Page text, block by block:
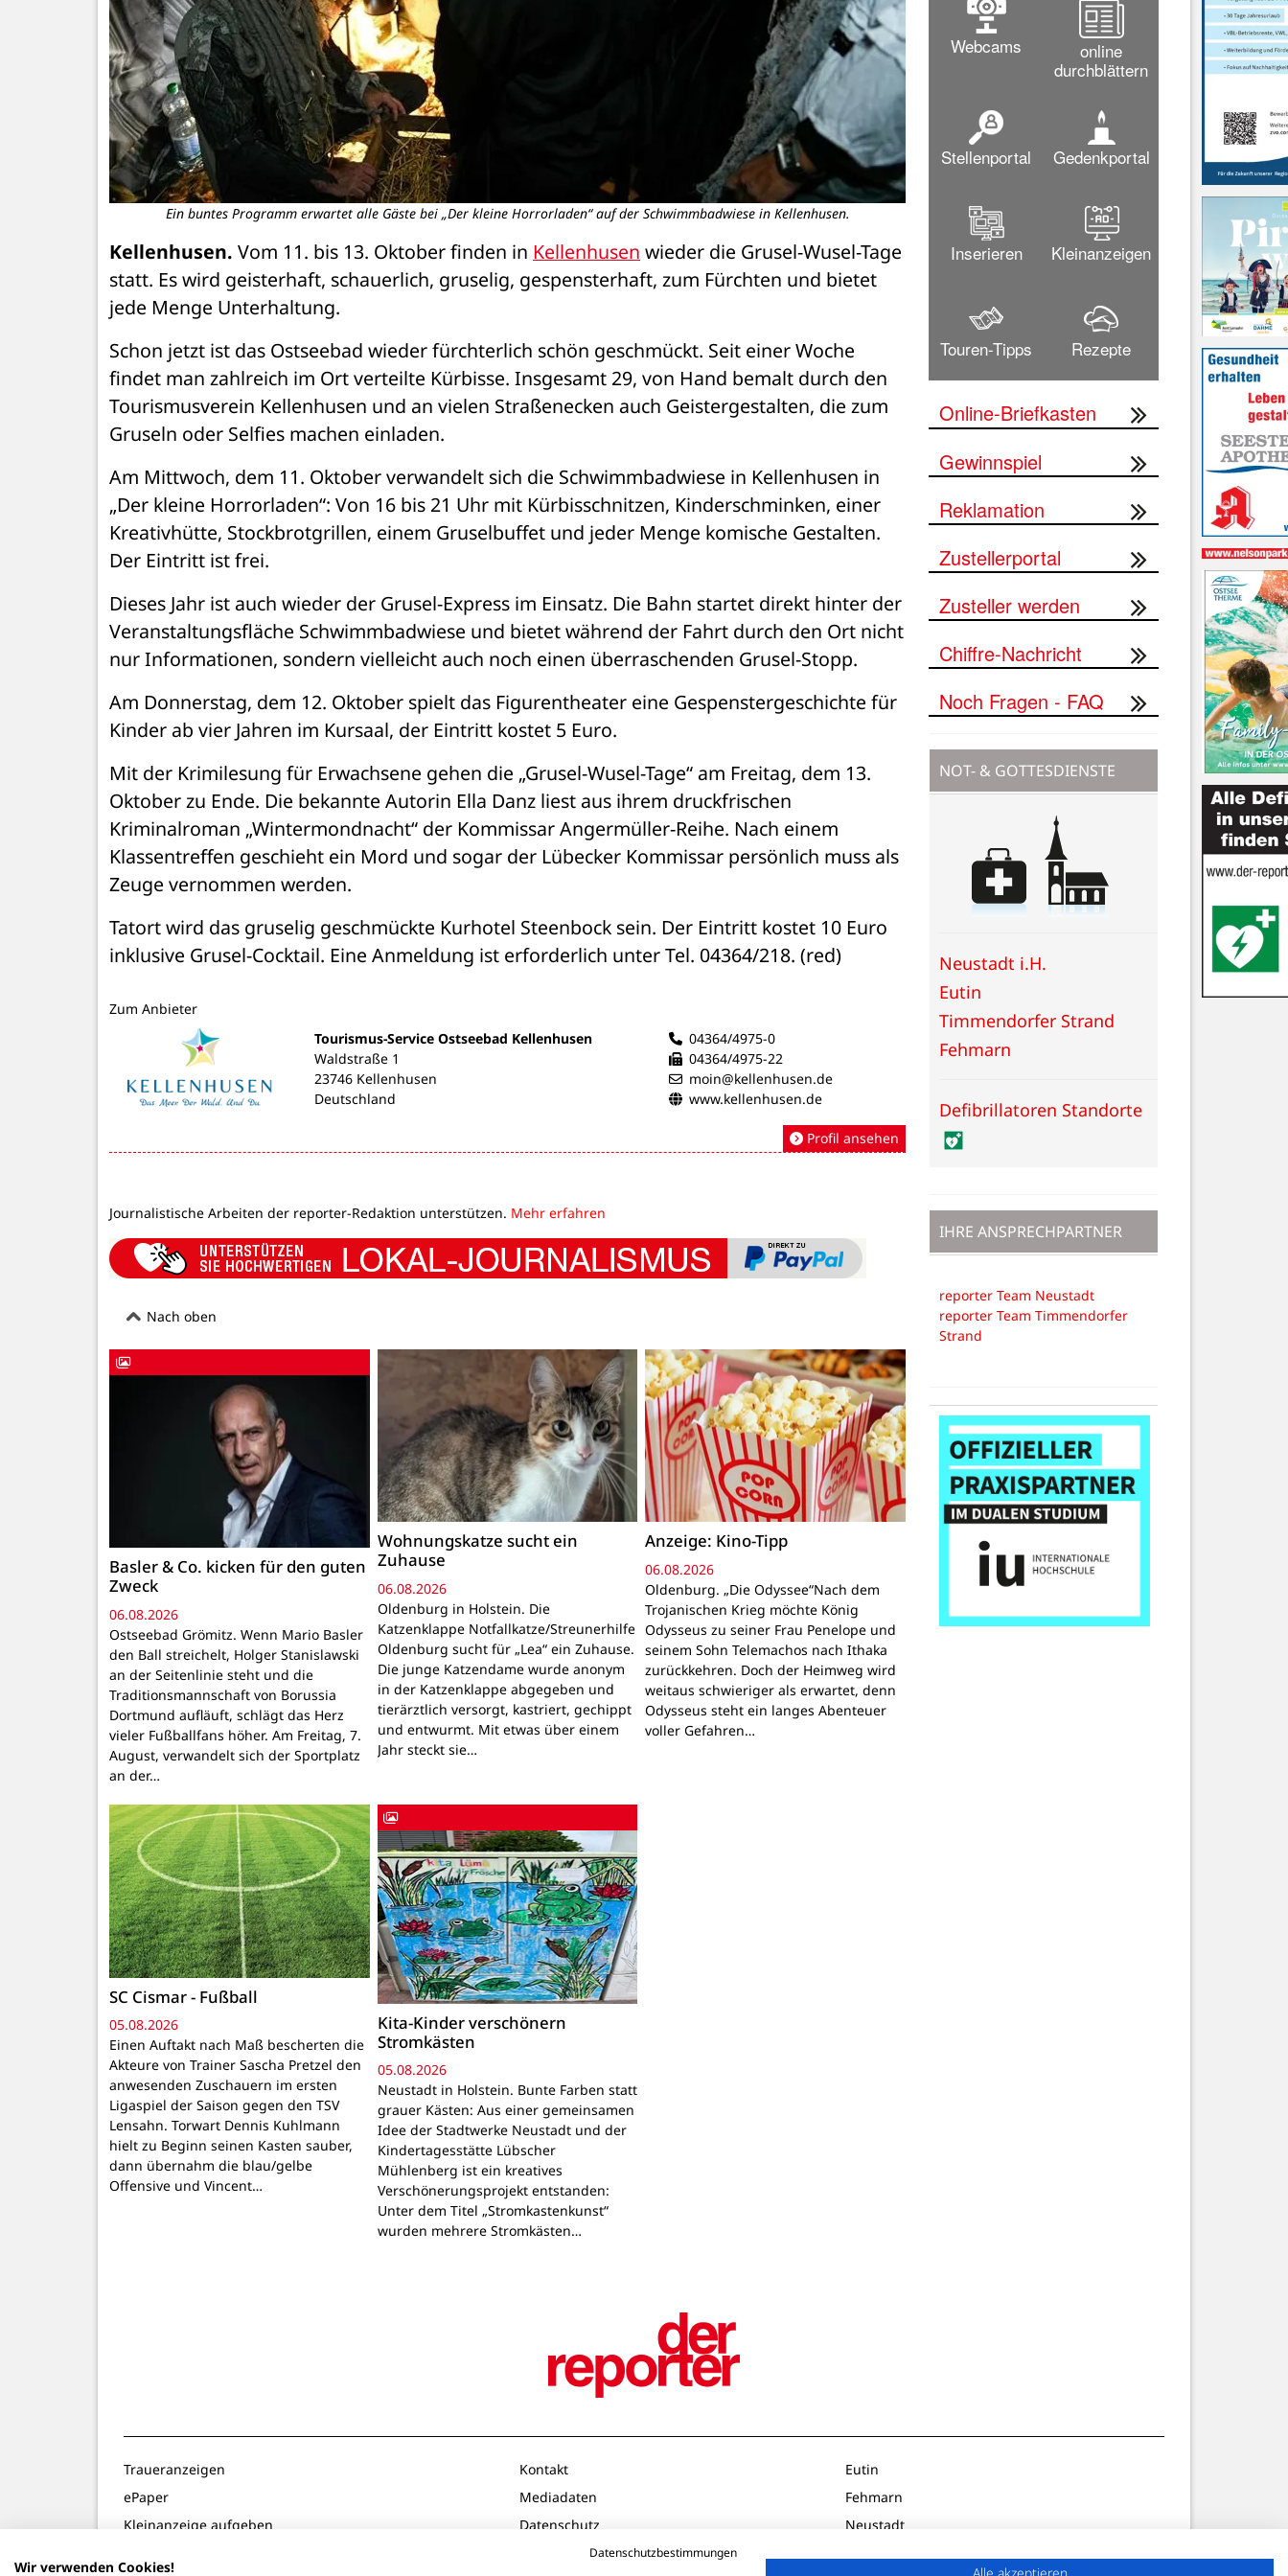
Ein buntes Programm erwartet alle Gäste bei „Der kleine Horrorladen“ auf der Schwimmbadwiese in Kellenhusen.
Kellenhusen. Vom 11. bis 13. Oktober finden in Kellenhusen wieder die Grusel-Wusel-Tage
statt. Es wird geisterhaft, schauerlich, gruselig, gespensterhaft, zum Fürchten und bietet
jede Menge Unterhaltung.
Schon jetzt ist das Ostseebad wieder fürchterlich schön geschmückt. Seit einer Woche
findet man zahlreich im Ort verteilte Kürbisse. Insgesamt 29, von Hand bemalt durch den
Tourismusverein Kellenhusen und an vielen Straßenecken auch Geistergestalten, die zum
Gruseln oder Selfies machen einladen.
Am Mittwoch, dem 11. Oktober verwandelt sich die Schwimmbadwiese in Kellenhusen in
„Der kleine Horrorladen“: Von 16 bis 21 Uhr mit Kürbisschnitzen, Kinderschminken, einer
Kreativhütte, Stockbrotgrillen, einem Gruselbuffet und jeder Menge komische Gestalten.
Der Eintritt ist frei.
Dieses Jahr ist auch wieder der Grusel-Express im Einsatz. Die Bahn startet direkt hinter der
Veranstaltungsfläche Schwimmbadwiese und bietet während der Fahrt durch den Ort nicht
nur Informationen, sondern vielleicht auch noch einen überraschenden Grusel-Stopp.
Am Donnerstag, dem 12. Oktober spielt das Figurentheater eine Gespenstergeschichte für
Kinder ab vier Jahren im Kursaal, der Eintritt kostet 5 Euro.
Mit der Krimilesung für Erwachsene gehen die „Grusel-Wusel-Tage“ am Freitag, dem 13.
Oktober zu Ende. Die bekannte Autorin Ella Danz liest aus ihrem druckfrischen
Kriminalroman „Wintermondnacht“ der Kommissar Angermüller-Reihe. Nach einem
Klassentreffen geschieht ein Mord und sogar der Lübecker Kommissar persönlich muss als
Zeuge vernommen werden.
Tatort wird das gruselig geschmückte Kurhotel Steenbock sein. Der Eintritt kostet 10 Euro
inklusive Grusel-Cocktail. Eine Anmeldung ist erforderlich unter Tel. 04364/218. (red)
Zum Anbieter
Tourismus-Service Ostseebad Kellenhusen
Waldstraße 1
23746 Kellenhusen
Deutschland
04364/4975-0
04364/4975-22
moin@kellenhusen.de
www.kellenhusen.de
Profil ansehen
Journalistische Arbeiten der reporter-Redaktion unterstützen. Mehr erfahren
Nach oben
Basler & Co. kicken für den guten
Zweck
06.08.2026
Ostseebad Grömitz. Wenn Mario Basler
den Ball streichelt, Holger Stanislawski
an der Seitenlinie steht und die
Traditionsmannschaft von Borussia
Dortmund aufläuft, schlägt das Herz
vieler Fußballfans höher. Am Freitag, 7.
August, verwandelt sich der Sportplatz
an der…
Wohnungskatze sucht ein
Zuhause
06.08.2026
Oldenburg in Holstein. Die
Katzenklappe Notfallkatze/Streunerhilfe
Oldenburg sucht für „Lea“ ein Zuhause.
Die junge Katzendame wurde anonym
in der Katzenklappe abgegeben und
tierärztlich versorgt, kastriert, gechippt
und entwurmt. Mit etwas über einem
Jahr steckt sie…
Anzeige: Kino-Tipp
06.08.2026
Oldenburg. „Die Odyssee“Nach dem
Trojanischen Krieg möchte König
Odysseus zu seiner Frau Penelope und
seinem Sohn Telemachos nach Ithaka
zurückkehren. Doch der Heimweg wird
weitaus schwieriger als erwartet, denn
Odysseus steht ein langes Abenteuer
voller Gefahren…
SC Cismar - Fußball
05.08.2026
Einen Auftakt nach Maß bescherten die
Akteure von Trainer Sascha Pretzel den
anwesenden Zuschauern im ersten
Ligaspiel der Saison gegen den TSV
Lensahn. Torwart Dennis Kuhlmann
hielt zu Beginn seinen Kasten sauber,
dann übernahm die blau/gelbe
Offensive und Vincent…
Kita-Kinder verschönern
Stromkästen
05.08.2026
Neustadt in Holstein. Bunte Farben statt
grauer Kästen: Aus einer gemeinsamen
Idee der Stadtwerke Neustadt und der
Kindertagesstätte Lübscher
Mühlenberg ist ein kreatives
Verschönerungsprojekt entstanden:
Unter dem Titel „Stromkastenkunst“
wurden mehrere Stromkästen…
Webcams
online
durchblättern
Stellenportal Gedenkportal
Inserieren Kleinanzeigen
Touren-Tipps Rezepte
Online-Briefkasten
Gewinnspiel
Reklamation
Zustellerportal
Zusteller werden
Chiffre-Nachricht
Noch Fragen - FAQ
NOT- & GOTTESDIENSTE
Neustadt i.H.
Eutin
Timmendorfer Strand
Fehmarn
Defibrillatoren Standorte
IHRE ANSPRECHPARTNER
reporter Team Neustadt
reporter Team Timmendorfer
Strand
Traueranzeigen
ePaper
Kleinanzeige aufgeben
Kontakt
Mediadaten
Datenschutz
Impressum
Eutin
Fehmarn
Neustadt
Datenschutzbestimmungen
Wir verwenden Cookies!